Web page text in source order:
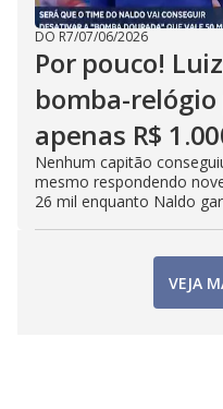
DO R7/07/06/2026
Por pouco!
bomba-
apenas R$
Nenhum capitão
mesmo respondendo
26 mil enquanto Naldo
VEJA